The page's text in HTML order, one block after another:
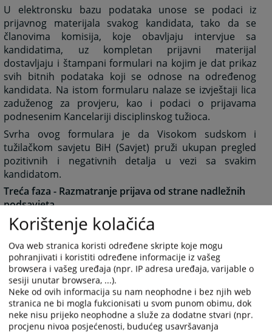
U elektronsku bazu podataka unose se podaci iz
prijavnog materijala svakog kandidata, tako da se
članovima komisija, koje obavljaju intervjue sa
kandidatima, uz kompletan prijavni materijal
dostavljaju i štampani formulari na kojim je dat prikaz
svih bitnih podataka koji se odnose na određenog
kandidata. Na istom formularu nalaze se izvještaji lica
zaduženog za provjeru, kao i podaci o prijavama
podnesenim Kancelariji disciplinskog tužioca.
Svrha ovog formulara je da Visokom sudskom i
tužilačkom savjetu BiH (Savjet) pruži ukupan pregled
pozitivnih i negativnih detalja u vezi sa svakim
kandidatom.
Treća faza - Razmatranje prijava od strane nadležnih
podsavjeta
Nadležni podsavjet za predlaganje kandidata,
sastavljen od članova Savjeta, od Odjeljenja za
imenovanja dobija listu sa imenima svih kandidata koji
su se prijavili za određenu poziciju. Pored imena
prijavljenih kandidata, na listi se nalaze i osnovni
podaci o kandidatima koji su relevantni za sprovođenje
dalje procedure. Podsavjet vrši izbor kandidata i
odlučuje koje kandidate treba pozvati na kvalifikaciono
i pismeno testiranje, a koje kandidate treba direktno
Korištenje kolačića
Ova web stranica koristi određene skripte koje mogu
pohranjivati i koristiti određene informacije iz vašeg
browsera i vašeg uređaja (npr. IP adresa uređaja, varijable o
sesiji unutar browsera, ...).
Neke od ovih informacija su nam neophodne i bez njih web
stranica ne bi mogla fukcionisati u svom punom obimu, dok
neke nisu prijeko neophodne a služe za dodatne stvari (npr.
procjenu nivoa posjećenosti, budućeg usavršavanja